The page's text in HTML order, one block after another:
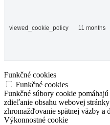
viewed_cookie_policy 11 months
Funkčné cookies
Funkčné cookies
Funkčné súbory cookie
zdieľanie obsahu webovej
zhromažďovanie spätnej väzby a
Výkonnostné cookie